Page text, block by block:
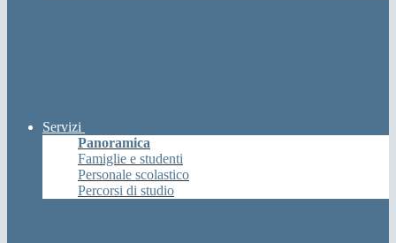
Servizi
Panoramica
Famiglie e studenti
Personale scolastico
Percorsi di studio